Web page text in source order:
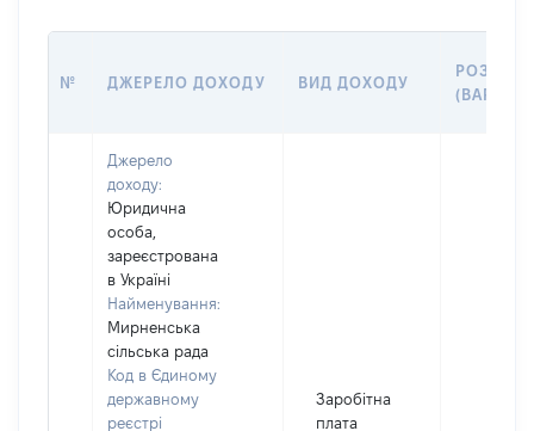
№ ДЖЕРЕЛО ДОХОДУ ВИД ДОХОДУ
РОЗМІР
Джерело
доходу:
Юридична
особа,
зареєстрована
в Україні
Найменування:
Мирненська
сільська рада
Код в Єдиному
державному
реєстрі
Заробітна
плата